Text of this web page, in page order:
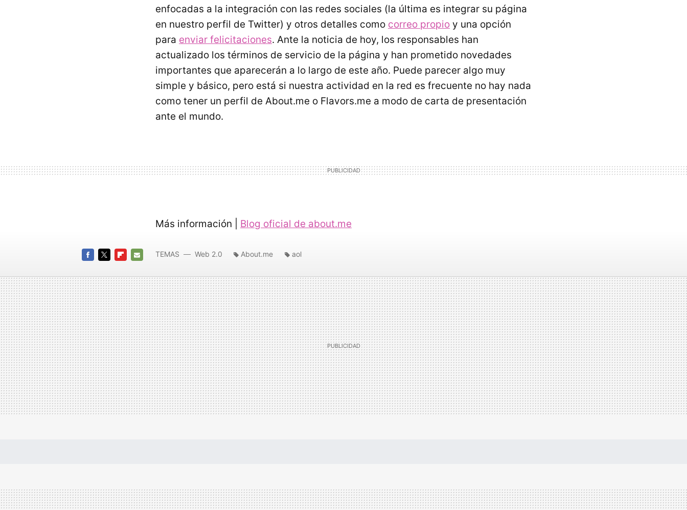
enfocadas a la integración con las redes sociales (la última es integrar su página
en nuestro perfil de Twitter) y otros detalles como correo propio y una opción
para enviar felicitaciones. Ante la noticia de hoy, los responsables han
actualizado los términos de servicio de la página y han prometido novedades
importantes que aparecerán a lo largo de este año. Puede parecer algo muy
simple y básico, pero está si nuestra actividad en la red es frecuente no hay nada
como tener un perfil de About.me o Flavors.me a modo de carta de presentación
ante el mundo.
Más información | Blog oficial de about.me
MAIL
TEMAS Web 2.0 About.me aol